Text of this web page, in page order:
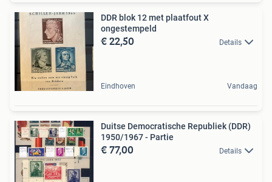
DDR blok 12 met plaatfout X
ongestempeld
€ 22,50 Details
Eindhoven Vandaag
Duitse Democratische Republiek (DDR)
1950/1967 - Partie
€ 77,00 Details